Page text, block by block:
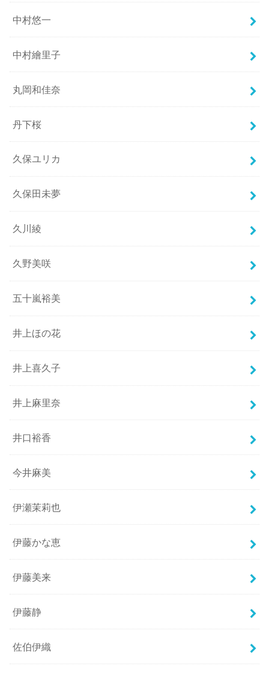
中村悠一
中村繪里子
丸岡和佳奈
丹下桜
久保ユリカ
久保田未夢
久川綾
久野美咲
五十嵐裕美
井上ほの花
井上喜久子
井上麻里奈
井口裕香
今井麻美
伊瀬茉莉也
伊藤かな恵
伊藤美来
伊藤静
佐伯伊織